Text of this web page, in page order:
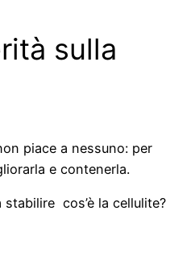
sulla
piace a nessuno: per
e contenerla.
cos’è la cellulite?